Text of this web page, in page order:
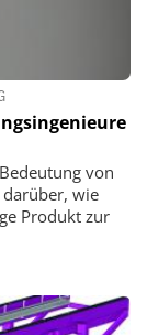
von
wie
Produkt zur